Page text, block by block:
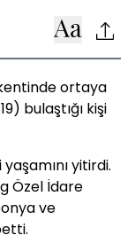
ortaya
bulaştığı kişi
yaşamını yitirdi.
Özel İdare
ve